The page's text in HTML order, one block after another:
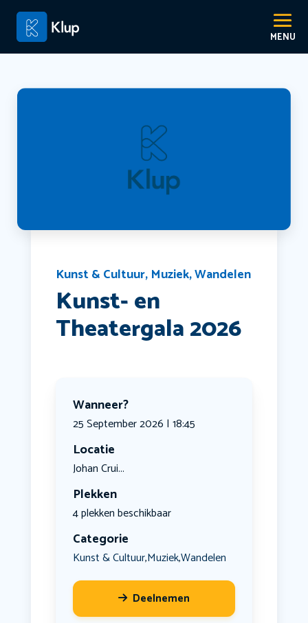
Kunst & Cultuur, Muziek,Wandelen
Kunst- en
Theatergala 2026
Wanneer?
25 September 2026 | 18:45
Locatie
Johan Crui...
Plekken
4 plekken beschikbaar
Categorie
Kunst & Cultuur,Muziek,Wandelen
Deelnemen